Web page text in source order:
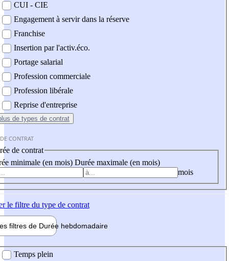
CUI - CIE
Engagement à servir dans la réserve
Franchise
Insertion par l'activ.éco.
Portage salarial
Profession commerciale
Profession libérale
Reprise d'entreprise
de types de contrat
CONTRAT
de contrat
minimale (en mois) Durée maximale (en mois)
mois
le filtre du type de contrat
filtres de Durée hebdomadaire
Temps plein